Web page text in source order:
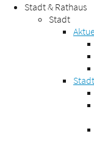
Stadt & Rathaus
Stadt